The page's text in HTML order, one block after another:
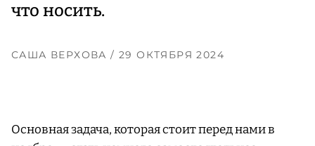
что носить.
САША ВЕРХОВА/ 29 ОКТЯБРЯ 2024
Основная задача, которая стоит перед нами в